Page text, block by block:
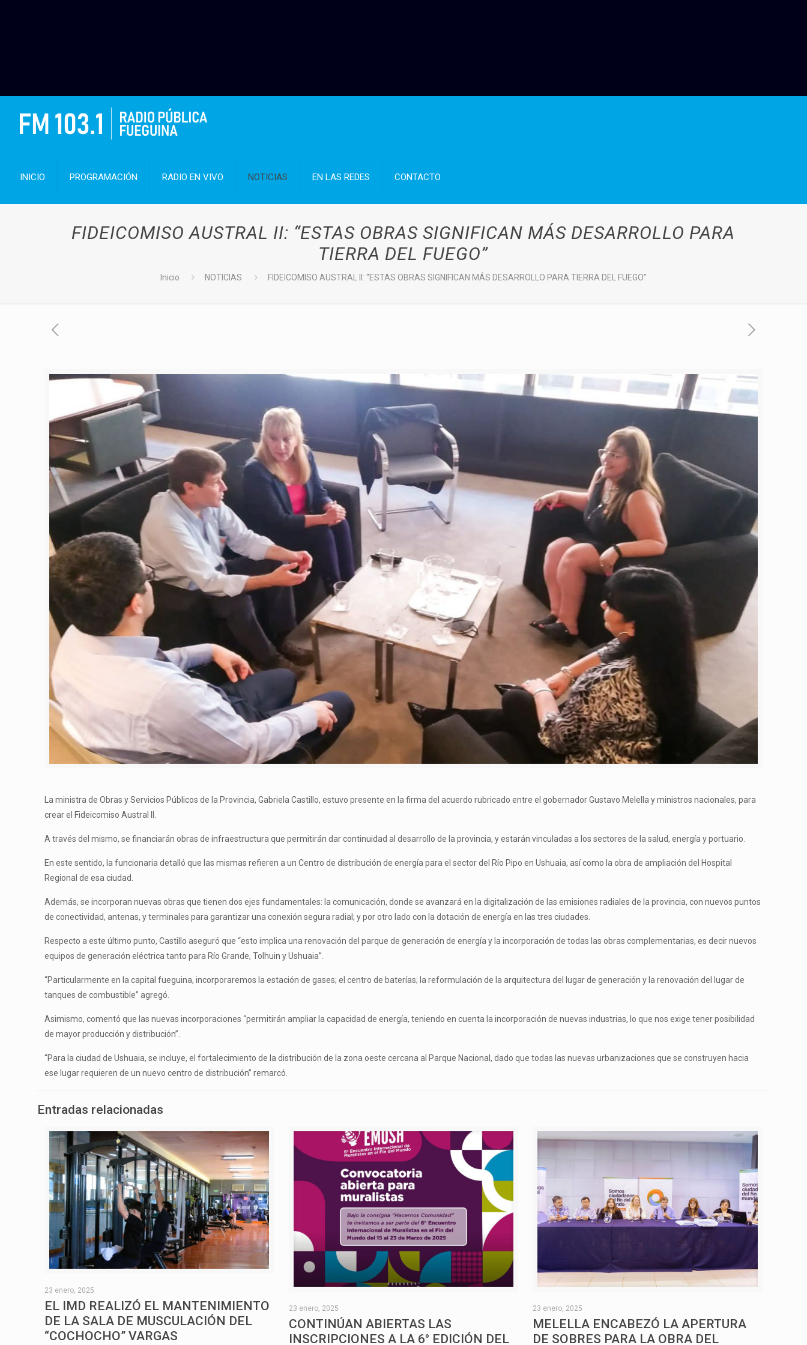
INICIO PROGRAMACIÓN RADIO EN VIVO NOTICIAS EN LAS REDES CONTACTO
FIDEICOMISO AUSTRAL II: “ESTAS OBRAS SIGNIFICAN MÁS DESARROLLO PARA
TIERRA DEL FUEGO”
Inicio NOTICIAS FIDEICOMISO AUSTRAL II: “ESTAS OBRAS SIGNIFICAN MÁS DESARROLLO PARA TIERRA DEL FUEGO”
La ministra de Obras y Servicios Públicos de la Provincia, Gabriela Castillo, estuvo presente en la firma del acuerdo rubricado entre el gobernador Gustavo Melella y ministros nacionales, para
crear el Fideicomiso Austral II.
A través del mismo, se financiarán obras de infraestructura que permitirán dar continuidad al desarrollo de la provincia, y estarán vinculadas a los sectores de la salud, energía y portuario.
En este sentido, la funcionaria detalló que las mismas refieren a un Centro de distribución de energía para el sector del Río Pipo en Ushuaia, así como la obra de ampliación del Hospital
Regional de esa ciudad.
Además, se incorporan nuevas obras que tienen dos ejes fundamentales: la comunicación, donde se avanzará en la digitalización de las emisiones radiales de la provincia, con nuevos puntos
de conectividad, antenas, y terminales para garantizar una conexión segura radial; y por otro lado con la dotación de energía en las tres ciudades.
Respecto a este último punto, Castillo aseguró que “esto implica una renovación del parque de generación de energía y la incorporación de todas las obras complementarias, es decir nuevos
equipos de generación eléctrica tanto para Río Grande, Tolhuin y Ushuaia”.
“Particularmente en la capital fueguina, incorporaremos la estación de gases; el centro de baterías; la reformulación de la arquitectura del lugar de generación y la renovación del lugar de
tanques de combustible” agregó.
Asimismo, comentó que las nuevas incorporaciones “permitirán ampliar la capacidad de energía, teniendo en cuenta la incorporación de nuevas industrias, lo que nos exige tener posibilidad
de mayor producción y distribución”.
“Para la ciudad de Ushuaia, se incluye, el fortalecimiento de la distribución de la zona oeste cercana al Parque Nacional, dado que todas las nuevas urbanizaciones que se construyen hacia
ese lugar requieren de un nuevo centro de distribución” remarcó.
Entradas relacionadas
23 enero, 2025
EL IMD REALIZÓ EL MANTENIMIENTO
DE LA SALA DE MUSCULACIÓN DEL
“COCHOCHO” VARGAS
23 enero, 2025
CONTINÚAN ABIERTAS LAS
INSCRIPCIONES A LA 6° EDICIÓN DEL
23 enero, 2025
MELELLA ENCABEZÓ LA APERTURA
DE SOBRES PARA LA OBRA DEL